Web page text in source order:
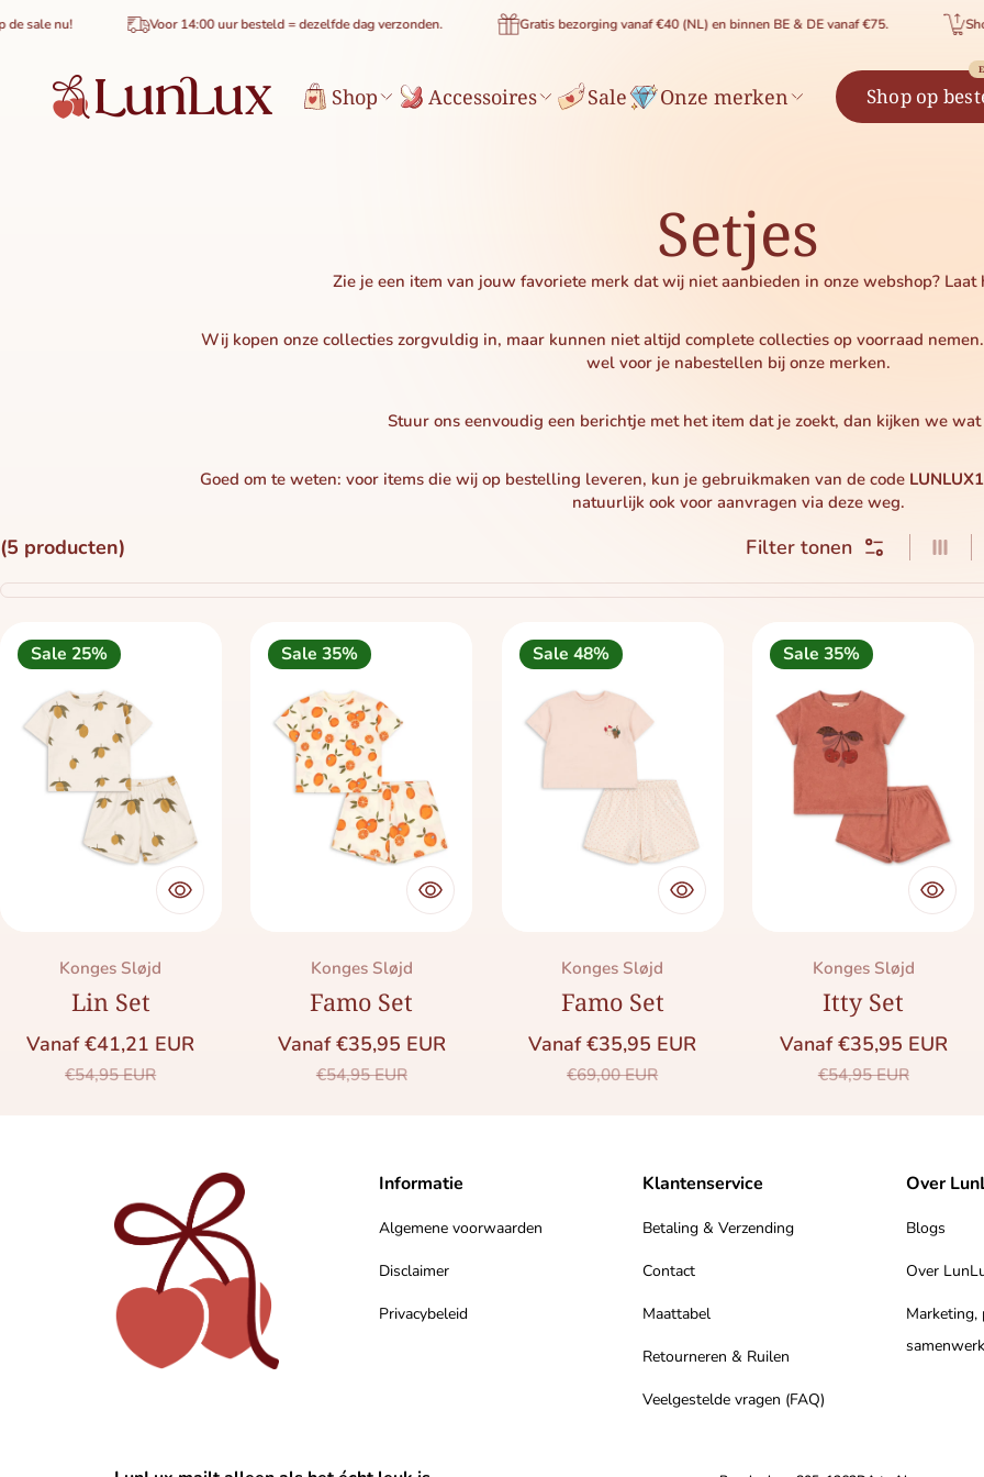
inhoud
nu! Voor 14:00 uur besteld = dezelfde dag verzonden. Gratis bezorging vanaf €40 (NL) en binnen BE & DE vanaf €75. Shop
Shop Accessoires Sale Onze merken Shop op
Setjes
Zie je een item van jouw favoriete merk dat wij niet aanbieden in onze webshop? Laat
Wij kopen onze collecties zorgvuldig in, maar kunnen niet altijd complete collecties op voorraad
wel voor je nabestellen bij onze merken.
Stuur ons eenvoudig een berichtje met het item dat je zoekt, dan kijken we
Goed om te weten: voor items die wij op bestelling leveren, kun je gebruikmaken van de code
natuurlijk ook voor aanvragen via deze weg.
(5 producten) Filter tonen 3
Sale 25%
Merk:
Konges Sløjd
Lin Set
Saleprijs
Vanaf €41,21 EUR
Normale prijs
€54,95 EUR
Sale 35%
Merk:
Konges Sløjd
Famo Set
Saleprijs
Vanaf €35,95 EUR
Normale prijs
€54,95 EUR
Sale 48%
Merk:
Konges Sløjd
Famo Set
Saleprijs
Vanaf €35,95 EUR
Normale prijs
€69,00 EUR
Sale 35%
Merk:
Konges Sløjd
Itty Set
Saleprijs
Vanaf €35,95 EUR
Normale prijs
€54,95 EUR
Informatie
Algemene voorwaarden
Disclaimer
Privacybeleid
Klantenservice
Betaling & Verzending
Contact
Maattabel
Retourneren & Ruilen
Veelgestelde vragen (FAQ)
Over
Blogs
Over
Marketing,